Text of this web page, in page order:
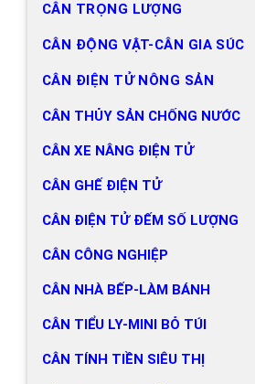
CÂN TRỌNG LƯỢNG
CÂN ĐỘNG VẬT-CÂN GIA SÚC
CÂN ĐIỆN TỬ NÔNG SẢN
CÂN THỦY SẢN CHỐNG NƯỚC
CÂN XE NÂNG ĐIỆN TỬ
CÂN GHẾ ĐIỆN TỬ
CÂN ĐIỆN TỬ ĐẾM SỐ LƯỢNG
CÂN CÔNG NGHIỆP
CÂN NHÀ BẾP-LÀM BÁNH
CÂN TIỂU LY-MINI BỎ TÚI
CÂN TÍNH TIỀN SIÊU THỊ